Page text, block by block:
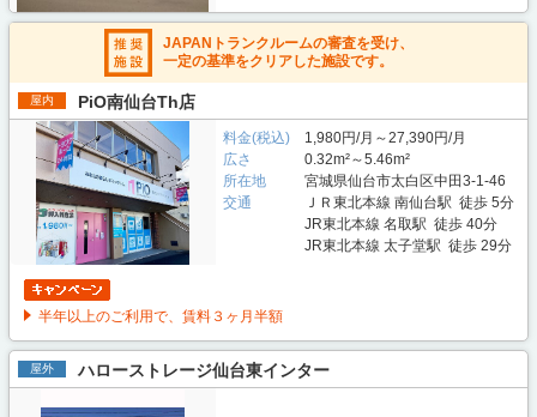
JAPANトランクルームの審査を受け、
一定の基準をクリアした施設です。
屋内 PiO南仙台Th店
料金(税込)
1,980円/月～27,390円/月
広さ
0.32m²～5.46m²
所在地
宮城県仙台市太白区中田3-1-46
交通
ＪＲ東北本線 南仙台駅 徒歩 5分
JR東北本線 名取駅 徒歩 40分
JR東北本線 太子堂駅 徒歩 29分
半年以上のご利用で、賃料３ヶ月半額
屋外 ハローストレージ仙台東インター